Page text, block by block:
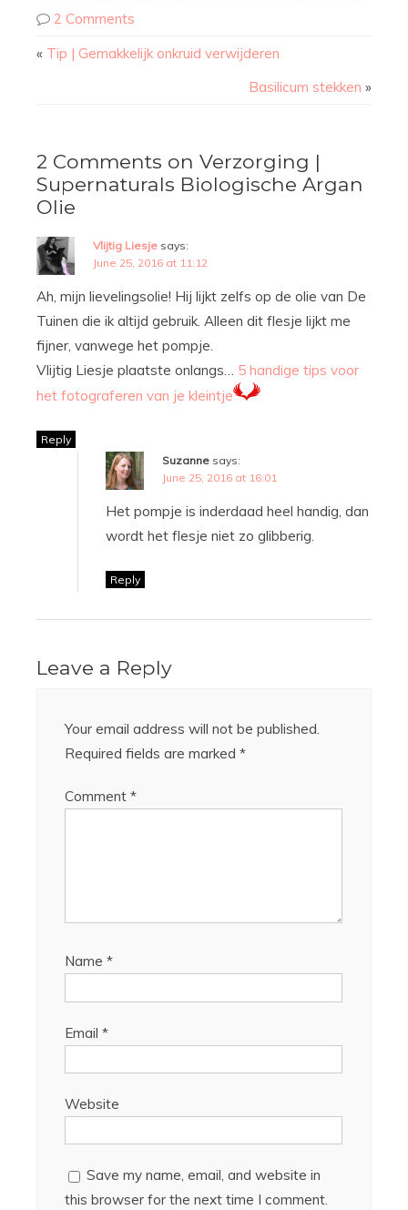
2 Comments
« Tip | Gemakkelijk onkruid verwijderen
Basilicum stekken »
2 Comments on Verzorging |
Supernaturals Biologische Argan
Olie
Vlijtig Liesje says:
June 25, 2016 at 11:12
Ah, mijn lievelingsolie! Hij lijkt zelfs op de olie van De
Tuinen die ik altijd gebruik. Alleen dit flesje lijkt me
fijner, vanwege het pompje.
Vlijtig Liesje plaatste onlangs… 5 handige tips voor
het fotograferen van je kleintje
Reply
Suzanne says:
June 25, 2016 at 16:01
Het pompje is inderdaad heel handig, dan
wordt het flesje niet zo glibberig.
Reply
Leave a Reply
Your email address will not be published.
Required fields are marked *
Comment *
Name *
Email *
Website
Save my name, email, and website in
this browser for the next time I comment.